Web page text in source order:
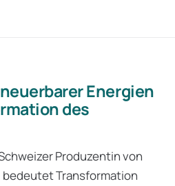
Energien
des
Produzentin von
Transformation